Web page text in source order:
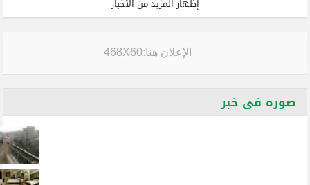
إظهار المزيد من الأخبار
الإعلان هنا:468X60
صوره فى خبر